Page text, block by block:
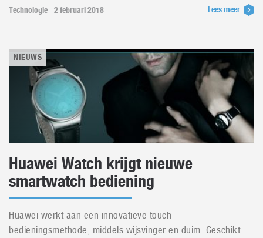
Technologie - 2 februari 2018 Lees meer
NIEUWS
Huawei Watch krijgt nieuwe
smartwatch bediening
Huawei werkt aan een innovatieve touch
bedieningsmethode, middels wijsvinger en duim. Geschikt